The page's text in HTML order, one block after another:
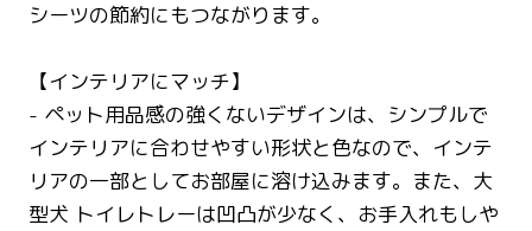
シーツの節約にもつながります。
【インテリアにマッチ】
- ペット用品感の強くないデザインは、シンプルで
インテリアに合わせやすい形状と色なので、インテ
リアの一部としてお部屋に溶け込みます。また、大
型犬 トイレトレーは凹凸が少なく、お手入れもしや